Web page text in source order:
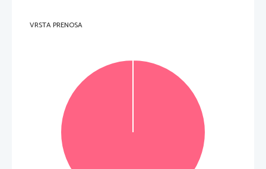
Non scrivete nel campo grigio
VRSTA PRENOSA